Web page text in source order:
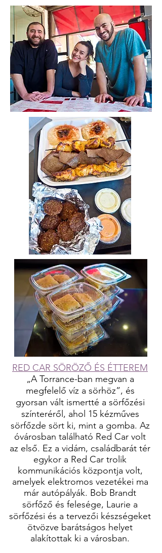
RED CAR SÖRÖZŐ ÉS ÉTTEREM
„A Torrance-ban megvan a
megfelelő víz a sörhöz”, és
gyorsan vált ismertté a sörfőzési
színteréről, ahol 15 kézműves
sörfőzde sört ki, mint a gomba. Az
óvárosban található Red Car volt
az első. Ez a vidám, családbarát tér
egykor a Red Car trolik
kommunikációs központja volt,
amelyek elektromos vezetékei ma
már autópályák. Bob Brandt
sörfőző és felesége, Laurie a
sörfőzési és a tervezői készségeket
ötvözve barátságos helyet
alakítottak ki a városban.